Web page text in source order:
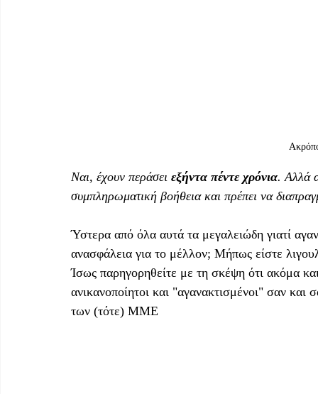
Ναι, έχουν περάσει εξήντα πέντε χρόνια. Αλλά
συμπληρωματική βοήθεια και πρέπει να
Ύστερα από όλα αυτά τα μεγαλειώδη γιατί
ανασφάλεια για το μέλλον; Μήπως είστε
Ίσως παρηγορηθείτε με τη σκέψη ότι ακόμα
ανικανοποίητοι και "αγανακτισμένοι" σαν
των (τότε) ΜΜΕ